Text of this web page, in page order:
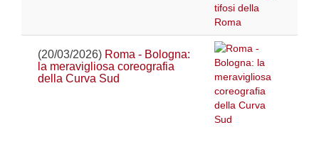
(20/03/2026) Roma - Bologna:
la meravigliosa coreografia
della Curva Sud